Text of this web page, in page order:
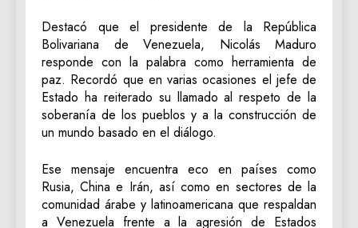
Destacó que el presidente de la República
Bolivariana de Venezuela, Nicolás Maduro
responde con la palabra como herramienta de
paz. Recordó que en varias ocasiones el jefe de
Estado ha reiterado su llamado al respeto de la
soberanía de los pueblos y a la construcción de
un mundo basado en el diálogo.
Ese mensaje encuentra eco en países como
Rusia, China e Irán, así como en sectores de la
comunidad árabe y latinoamericana que respaldan
a Venezuela frente a la agresión de Estados